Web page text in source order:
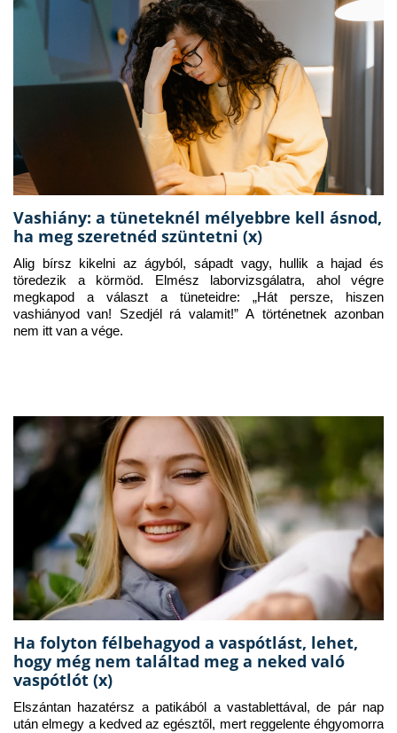
Vashiány: a tüneteknél mélyebbre kell ásnod,
ha meg szeretnéd szüntetni (x)
Alig bírsz kikelni az ágyból, sápadt vagy, hullik a hajad és
töredezik a körmöd. Elmész laborvizsgálatra, ahol végre
megkapod a választ a tüneteidre: „Hát persze, hiszen
vashiányod van! Szedjél rá valamit!” A történetnek azonban
nem itt van a vége.
Ha folyton félbehagyod a vaspótlást, lehet,
hogy még nem találtad meg a neked való
vaspótlót (x)
Elszántan hazatérsz a patikából a vastablettával, de pár nap
után elmegy a kedved az egésztől, mert reggelente éhgyomorra